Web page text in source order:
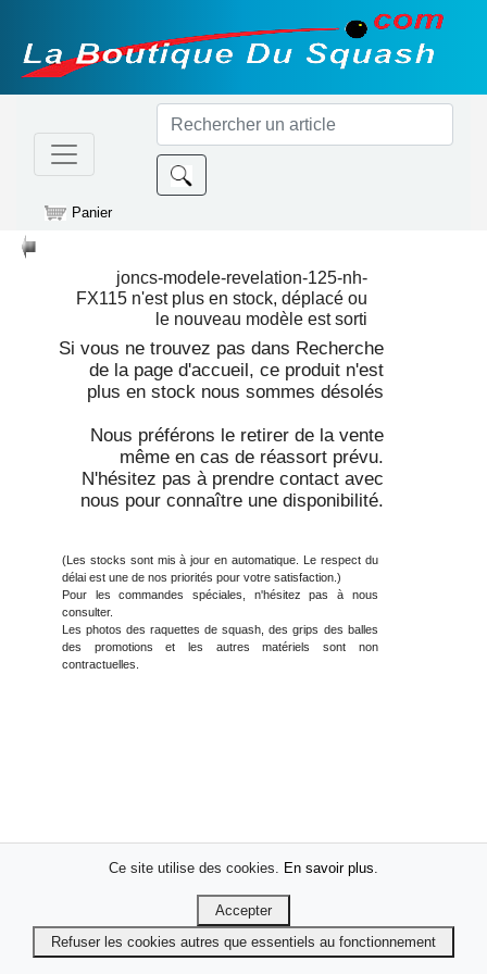
Panier
joncs-modele-revelation-125-nh-
FX115n'est plus en stock, déplacé ou
le nouveau modèle est sorti
Si vous ne trouvez pas dans Recherche
de la page d'accueil, ce produit n'est
plus en stock nous sommes désolés
Nous préférons le retirer de la vente
même en cas de réassort prévu.
N'hésitez pas à prendre contact avec
nous pour connaître une disponibilité.
(Les stocks sont mis à jour en automatique. Le respect du
délai est une de nos priorités pour votre satisfaction.)
Pour les commandes spéciales, n'hésitez pas à nous
consulter.
Les photos des raquettes de squash, des grips des balles
des promotions et les autres matériels sont non
contractuelles.
Ce site utilise des cookies. En savoir plus.
Accepter
Refuser les cookies autres que essentiels au fonctionnement